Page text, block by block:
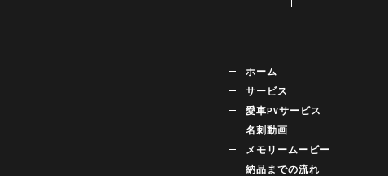
ホーム
サービス
愛車PVサービス
名刺動画
メモリームービー
納品までの流れ